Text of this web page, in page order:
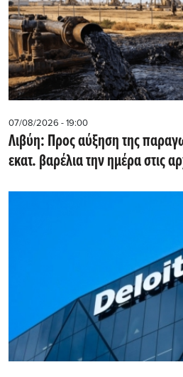
07/08/2026 - 19:00
Λιβύη: Προς αύξηση της
εκατ. βαρέλια την ημέρα στις